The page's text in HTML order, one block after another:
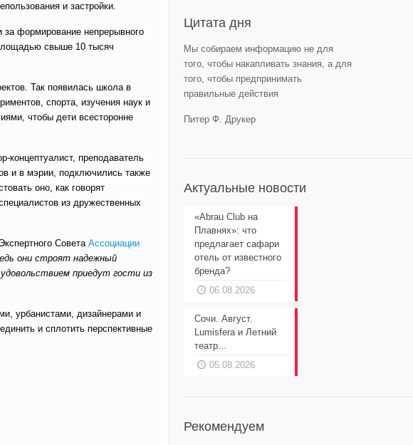
и застройки.
формирование непрерывного
свыше 10 тысяч
Так появилась школа в
спорта, изучения наук и
чтобы дети всесторонне
концептуалист, преподаватель
и в мэрии, подключились также
оно, как говорят
из дружественных
СоветаАссоциации
они строят надежный
приедут гости из
урбанистами, дизайнерами и
и сплотить перспективные
Цитата дня
Мы собираем информацию не для
того, чтобы накапливать знания, а для
того, чтобы предпринимать
правильные действия
Питер Ф. Друкер
Актуальные новости
«Abrau Club на
Плавнях»: что
предлагает сафари
отель от известного
бренда?
06.08.2026
Сочи. Август.
Lumisfera и Летний
театр…
05.08.2026
Рекомендуем